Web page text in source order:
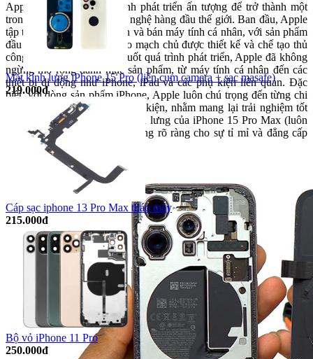
Apple đã trải qua hành trình phát triển ấn tượng để trở thành một
trong những tập đoàn công nghệ hàng đầu thế giới. Ban đầu, Apple
tập trung vào việc phát triển và bán máy tính cá nhân, với sản phẩm
đầu tiên là Apple I—một bo mạch chủ được thiết kế và chế tạo thủ
công bởi Wozniak. Trong suốt quá trình phát triển, Apple đã không
ngừng mở rộng danh mục sản phẩm, từ máy tính cá nhân đến các
thiết bị di động như iPhone, iPad và các phụ kiện liên quan. Đặc
biệt, với dòng sản phẩm iPhone, Apple luôn chú trọng đến từng chi
tiết thiết kế và chất lượng linh kiện, nhằm mang lại trải nghiệm tốt
nhất cho người dùng.
Mặt kính lưng của iPhone 15 Pro Max (luôn
kính camera) là một minh chứng rõ ràng cho sự tỉ mỉ và đẳng cấp
trong thiết kế của Apple.
Mặt kính lưng iPhone 15 Pro (liền cụm camera + sạc masafe)
219.000đ
Cáp sạc iphone 13 Pro Max tháo máy
215.000đ
Bộ vỏ iPhone 11 Pro
250.000đ